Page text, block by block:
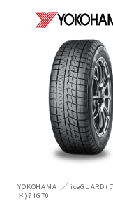
YOKOHAMA
iceGUARD(
ド)7 IG70